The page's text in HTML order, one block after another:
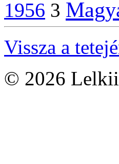
1956 3
Vissza a
© 2026